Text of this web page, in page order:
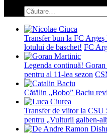
search
form
Caută
după:
Transfer bun la FC Argeș
lotului de baschet! FC
Legenda continuă!
pentru al 11-lea sezon
Cătălin „Bobo” Baciu
Transfer de viitor la CSU
pentru „Vulturii galben-